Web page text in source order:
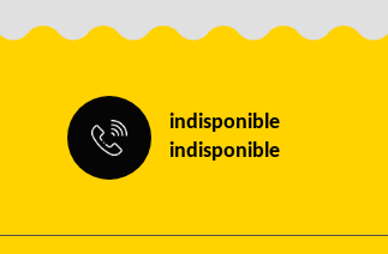
indisponible
indisponible